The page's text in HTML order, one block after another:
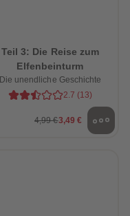
Teil 3: Die Reise zum
Elfenbeinturm
Die unendliche Geschichte
2.7 (13)
4,99 €3,49 €